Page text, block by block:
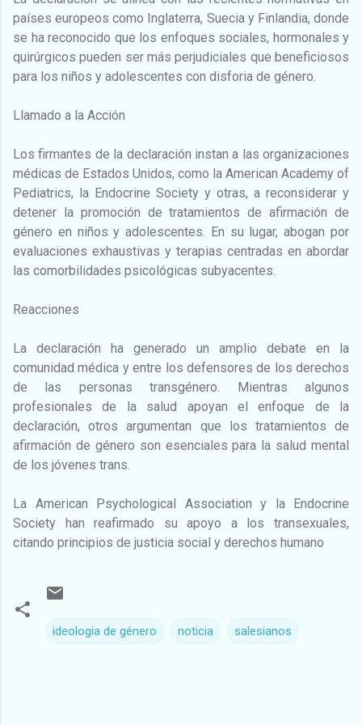
países europeos como Inglaterra, Suecia y Finlandia, donde
se ha reconocido que los enfoques sociales, hormonales y
quirúrgicos pueden ser más perjudiciales que beneficiosos
para los niños y adolescentes con disforia de género.
Llamado a la Acción
Los firmantes de la declaración instan a las organizaciones
médicas de Estados Unidos, como la American Academy of
Pediatrics, la Endocrine Society y otras, a reconsiderar y
detener la promoción de tratamientos de afirmación de
género en niños y adolescentes. En su lugar, abogan por
evaluaciones exhaustivas y terapias centradas en abordar
las comorbilidades psicológicas subyacentes.
Reacciones
La declaración ha generado un amplio debate en la
comunidad médica y entre los defensores de los derechos
de las personas transgénero. Mientras algunos
profesionales de la salud apoyan el enfoque de la
declaración, otros argumentan que los tratamientos de
afirmación de género son esenciales para la salud mental
de los jóvenes trans.
La American Psychological Association y la Endocrine
Society han reafirmado su apoyo a los transexuales,
citando principios de justicia social y derechos humano
ideologia de género noticia salesianos